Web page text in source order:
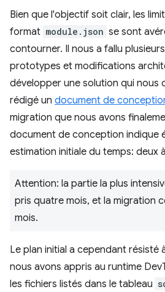
Bien que l'objectif soit clair, les
format module.json se sont
contourner. Il nous a fallu
prototypes et modifications
développer une solution qui nous
rédigé un document de
migration que nous avons
document de conception indique
estimation initiale du temps: deux
Attention: la partie la plus
pris quatre mois, et la migration
mois.
Le plan initial a cependant résisté
nous avons appris au runtime
les fichiers listés dans le tableau